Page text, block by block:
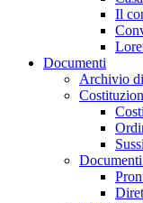
Il
Documenti
Archivio